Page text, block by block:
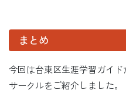
まとめ
今回は台東区生涯学習ガイ
サークルをご紹介しました。